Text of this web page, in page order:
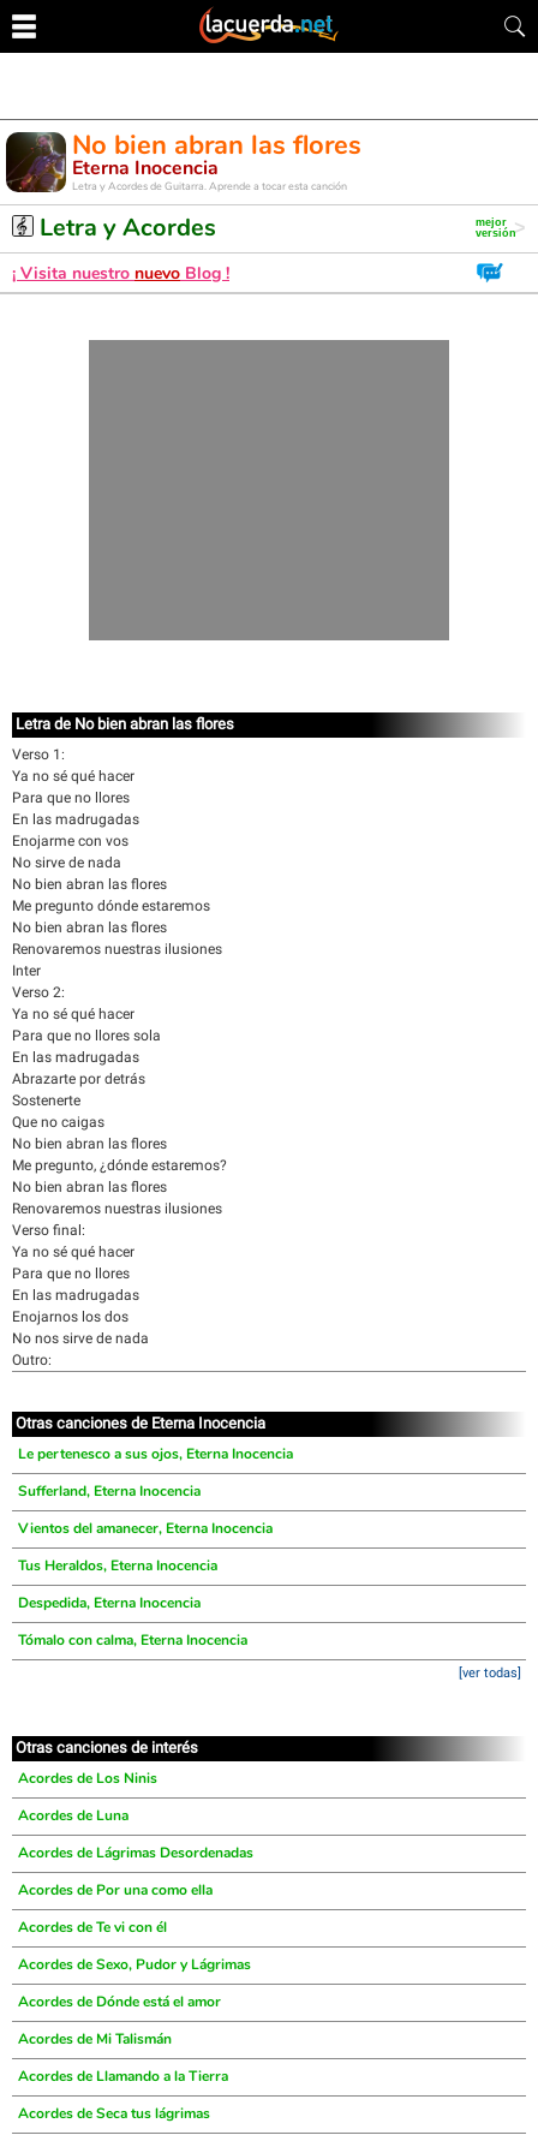
No bien abran las flores
Eterna Inocencia
Letra y Acordes de Guitarra. Aprende a tocar esta canción
Letra y Acordes
¡ Visita nuestro nuevo Blog !
Letra de No bien abran las flores
Verso 1:
Ya no sé qué hacer
Para que no llores
En las madrugadas
Enojarme con vos
No sirve de nada
No bien abran las flores
Me pregunto dónde estaremos
No bien abran las flores
Renovaremos nuestras ilusiones
Inter
Verso 2:
Ya no sé qué hacer
Para que no llores sola
En las madrugadas
Abrazarte por detrás
Sostenerte
Que no caigas
No bien abran las flores
Me pregunto, ¿dónde estaremos?
No bien abran las flores
Renovaremos nuestras ilusiones
Verso final:
Ya no sé qué hacer
Para que no llores
En las madrugadas
Enojarnos los dos
No nos sirve de nada
Outro:
Otras canciones de Eterna Inocencia
Le pertenesco a sus ojos, Eterna Inocencia
Sufferland, Eterna Inocencia
Vientos del amanecer, Eterna Inocencia
Tus Heraldos, Eterna Inocencia
Despedida, Eterna Inocencia
Tómalo con calma, Eterna Inocencia
[ver todas]
Otras canciones de interés
Acordes de Los Ninis
Acordes de Luna
Acordes de Lágrimas Desordenadas
Acordes de Por una como ella
Acordes de Te vi con él
Acordes de Sexo, Pudor y Lágrimas
Acordes de Dónde está el amor
Acordes de Mi Talismán
Acordes de Llamando a la Tierra
Acordes de Seca tus lágrimas